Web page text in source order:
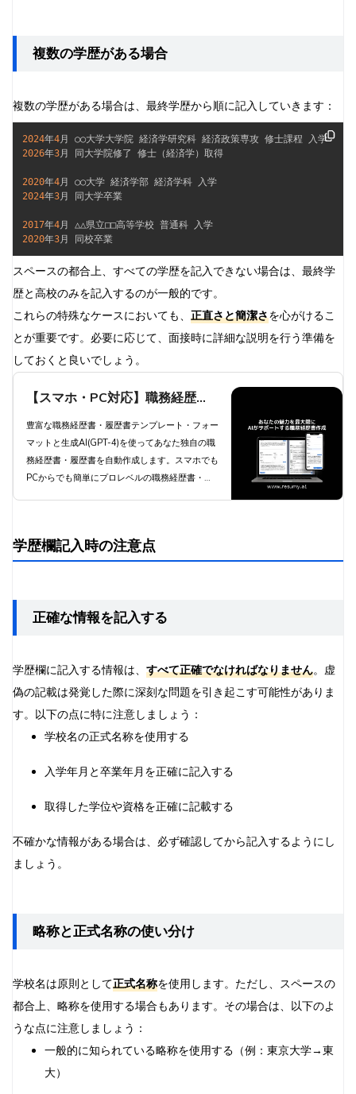
複数の学歴がある場合
複数の学歴がある場合は、最終学歴から順に記入していきます：
2024年4
2026年3月 同大学院修了 修士（経済学）取得
2020年4
2024年3月 同大学卒業
2017年4
2020年3月 同校卒業
スペースの都合上、すべての学歴を記入できない場合は、最終学
歴と高校のみを記入するのが一般的です。
これらの特殊なケースにおいても、 正直さと簡潔さを心がけるこ
とが重要です。必要に応じて、面接時に詳細な説明を行う準備を
しておくと良いでしょう。
【スマホ・PC対応】職務経歴
書・履歴書を生成AIが自動作成 -
職種別職務経歴書テンプレートと
豊富な自己PR例文と職務要約例
文で簡単作成 | 職務経歴書・履歴
豊富な職務経歴書・履歴書テンプレート・フォー
マットと生成AI(GPT-4)を使ってあなた独自の職
務経歴書・履歴書を自動作成します。スマホでも
PCからでも簡単にプロレベルの職務経歴書・履
学歴欄記入時の注意点
正確な情報を記入する
学歴欄に記入する情報は、 すべて正確でなければなりません。虚
偽の記載は発覚した際に深刻な問題を引き起こす可能性がありま
す。以下の点に特に注意しましょう：
学校名の正式名称を使用する
入学年月と卒業年月を正確に記入する
取得した学位や資格を正確に記載する
不確かな情報がある場合は、必ず確認してから記入するようにし
ましょう。
略称と正式名称の使い分け
学校名は原則として正式名称を使用します。ただし、スペースの
都合上、略称を使用する場合もあります。その場合は、以下のよ
うな点に注意しましょう：
一般的に知られている略称を使用する（例：東京大学→東
大）